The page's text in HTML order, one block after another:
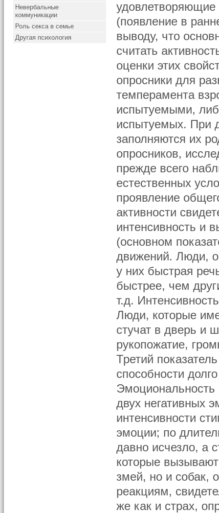
Невербальные
коммуникации
Роль секса в семье
Другая психология
(появление в
выводу, что
считать
оценки этих
опросники для
темперамента
испытуемыми,
испытуемых. При
заполняются их
опросников,
прежде всего
естественных
проявление
активности
интенсивность и
(основном
движений. Люди,
у них быстрая
быстрее, чем
т.д.
Люди, которые
стучат в дверь и
рукопожатие,
Третий
способности
Эмоциональность
двух негативных
интенсивности
эмоции; по
давно исчезло, а
которые
змей, но и собак,
реакциям,
же как и страх,